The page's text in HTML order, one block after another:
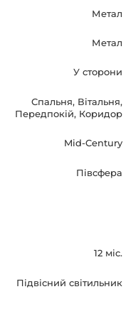
для покупки в
світильник, ви
Не пропустіть
Метал
Метал
У сторони
Спальня, Вітальня,
Передпокій, Коридор
Mid-Century
Півсфера
12 міс.
Підвісний світильник